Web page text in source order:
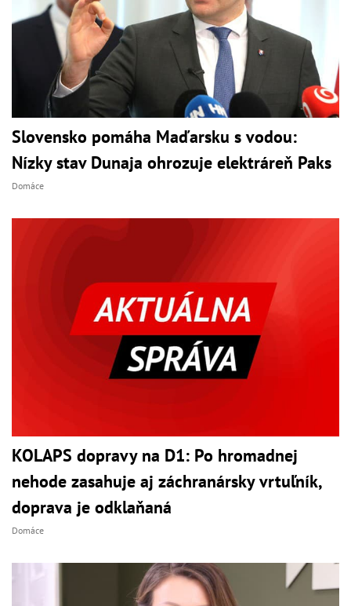
Slovensko pomáha Maďarsku s vodou:
Nízky stav Dunaja ohrozuje elektráreň Paks
Domáce
KOLAPS dopravy na D1: Po hromadnej
nehode zasahuje aj záchranársky vrtuľník,
doprava je odklaňaná
Domáce